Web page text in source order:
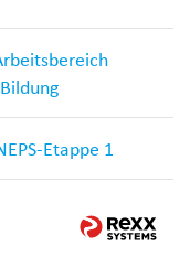
Etappe 1